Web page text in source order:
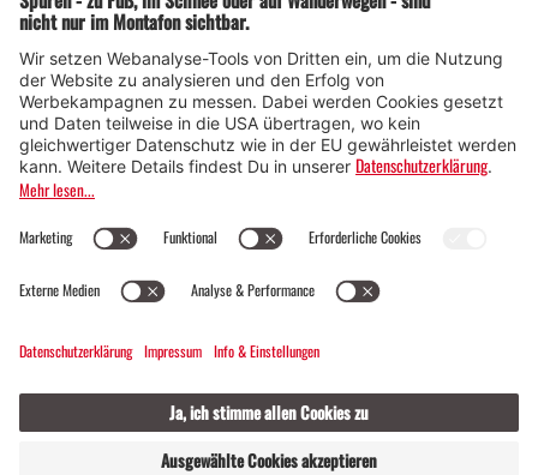
Kulinarische Besonderheit: So en
tsteht Montafoner Sura Kees
von
Darstellung der Inhalte aus sozialen Netzwerken
Sofern es möglich ist, zeigt die Seite eine reduzierte
Daten mit diesen Netzwerken ausgetauscht, allerdings
können nicht alle Inhalte dargestellt werden.
Sie können die Anzeige dieser Elemente über den